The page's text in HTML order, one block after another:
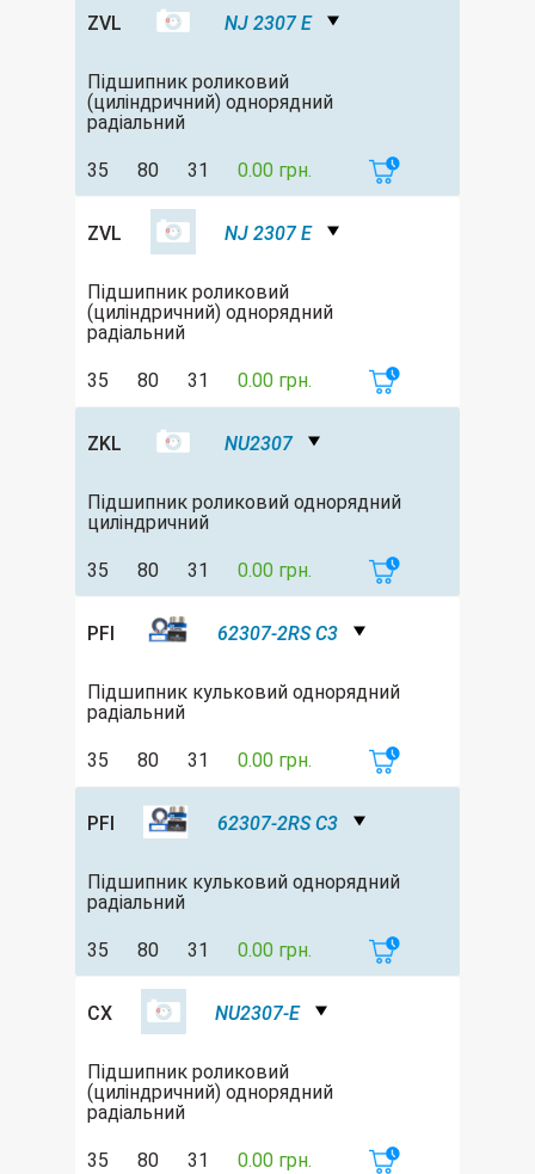
ZVL NJ 2307 E
Підшипник роликовий
(циліндричний) однорядний
радіальний
35 80 31 0.00 грн.
ZVL NJ 2307 E
Підшипник роликовий
(циліндричний) однорядний
радіальний
35 80 31 0.00 грн.
ZKL NU2307
Підшипник роликовий однорядний
циліндричний
35 80 31 0.00 грн.
PFI 62307-2RS C3
Підшипник кульковий однорядний
радіальний
35 80 31 0.00 грн.
PFI 62307-2RS C3
Підшипник кульковий однорядний
радіальний
35 80 31 0.00 грн.
CX NU2307-E
Підшипник роликовий
(циліндричний) однорядний
радіальний
35 80 31 0.00 грн.